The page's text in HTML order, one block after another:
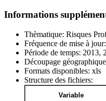
Informations
Thèmatique: Risques
Fréquence de mise à jour:
Période de temps: 2013,
Découpage
Formats disponibles: xls
Structure des fichiers:
Variable